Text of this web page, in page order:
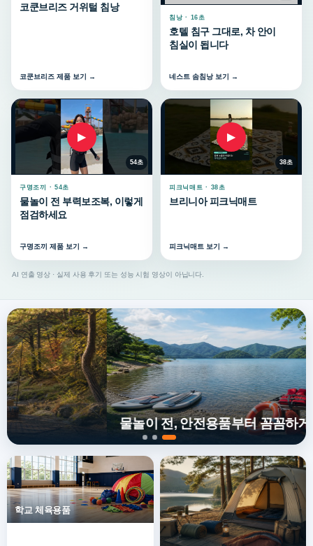
코쿤브리즈 거위털 침낭
코쿤브리즈 제품 보기 →
침낭 · 16초
호텔 침구 그대로, 차 안이
침실이 됩니다
네스트 솜침낭 보기 →
▶
54초
구명조끼 · 54초
물놀이 전 부력보조복, 이렇게
점검하세요
구명조끼 제품 보기 →
▶
38초
피크닉매트 · 38초
브리니아 피크닉매트
피크닉매트 보기 →
AI 연출 영상 · 실제 사용 후기 또는 성능 시험 영상이 아닙니다.